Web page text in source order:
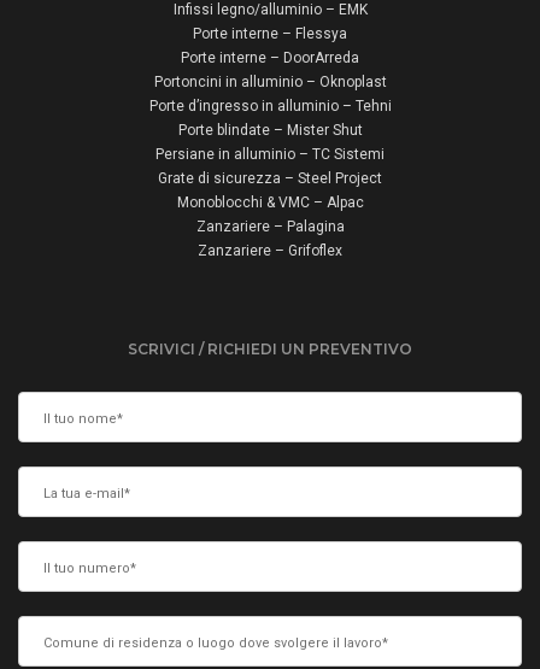
Infissi legno/alluminio – EMK
Porte interne – Flessya
Porte interne – DoorArreda
Portoncini in alluminio – Oknoplast
Porte d’ingresso in alluminio – Tehni
Porte blindate – Mister Shut
Persiane in alluminio – TC Sistemi
Grate di sicurezza – Steel Project
Monoblocchi & VMC – Alpac
Zanzariere – Palagina
Zanzariere – Grifoflex
SCRIVICI / RICHIEDI UN PREVENTIVO